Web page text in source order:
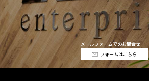
メールフォームでのお問合せ
フォームはこちら